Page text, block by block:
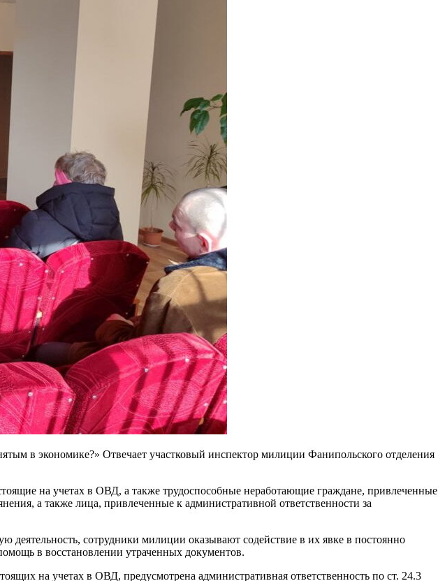
в экономике?» Отвечает участковый инспектор милиции Фанипольского отделения
на учетах в ОВД, а также трудоспособные неработающие граждане, привлеченные
а также лица, привлеченные к административной ответственности за
деятельность, сотрудники милиции оказывают содействие в их явке в постоянно
в восстановлении утраченных документов.
на учетах в ОВД, предусмотрена административная ответственность по ст. 24.3